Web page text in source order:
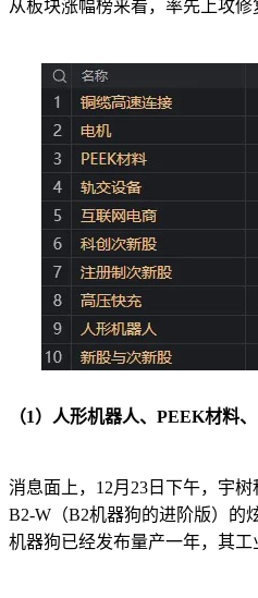
从板块涨幅榜来看，率先上攻修
（1）人形机器人、PEEK材料
消息面上，12月23日下午，宇
B2-W（B2机器狗的进阶版）的
机器狗已经发布量产一年，其工